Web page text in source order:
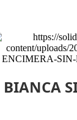
BIANCA